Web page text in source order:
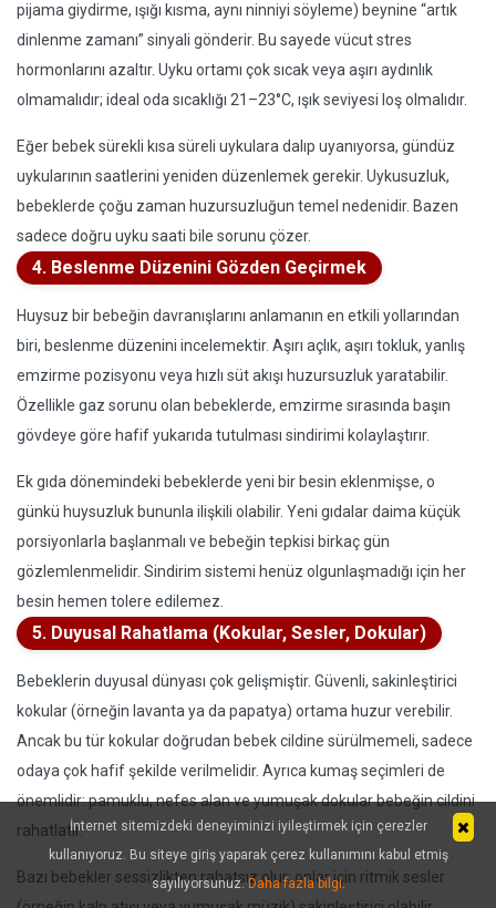
pijama giydirme, ışığı kısma, aynı ninniyi söyleme) beynine “artık
dinlenme zamanı” sinyali gönderir. Bu sayede vücut stres
hormonlarını azaltır. Uyku ortamı çok sıcak veya aşırı aydınlık
olmamalıdır; ideal oda sıcaklığı 21–23°C, ışık seviyesi loş olmalıdır.
Eğer bebek sürekli kısa süreli uykulara dalıp uyanıyorsa, gündüz
uykularının saatlerini yeniden düzenlemek gerekir. Uykusuzluk,
bebeklerde çoğu zaman huzursuzluğun temel nedenidir. Bazen
sadece doğru uyku saati bile sorunu çözer.
4. Beslenme Düzenini Gözden Geçirmek
Huysuz bir bebeğin davranışlarını anlamanın en etkili yollarından
biri, beslenme düzenini incelemektir. Aşırı açlık, aşırı tokluk, yanlış
emzirme pozisyonu veya hızlı süt akışı huzursuzluk yaratabilir.
Özellikle gaz sorunu olan bebeklerde, emzirme sırasında başın
gövdeye göre hafif yukarıda tutulması sindirimi kolaylaştırır.
Ek gıda dönemindeki bebeklerde yeni bir besin eklenmişse, o
günkü huysuzluk bununla ilişkili olabilir. Yeni gıdalar daima küçük
porsiyonlarla başlanmalı ve bebeğin tepkisi birkaç gün
gözlemlenmelidir. Sindirim sistemi henüz olgunlaşmadığı için her
besin hemen tolere edilemez.
5. Duyusal Rahatlama (Kokular, Sesler, Dokular)
Bebeklerin duyusal dünyası çok gelişmiştir. Güvenli, sakinleştirici
kokular (örneğin lavanta ya da papatya) ortama huzur verebilir.
Ancak bu tür kokular doğrudan bebek cildine sürülmemeli, sadece
odaya çok hafif şekilde verilmelidir. Ayrıca kumaş seçimleri de
önemlidir: pamuklu, nefes alan ve yumuşak dokular bebeğin cildini
rahatlatır.
Bazı bebekler sessizlikten rahatsız olur; onlar için ritmik sesler
İnternet sitemizdeki deneyiminizi iyileştirmek için çerezler
kullanıyoruz. Bu siteye giriş yaparak çerez kullanımını kabul etmiş
sayılıyorsunuz.Daha fazla bilgi.